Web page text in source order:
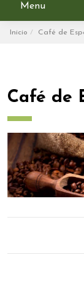
Menu
Inicio Café de
Café de